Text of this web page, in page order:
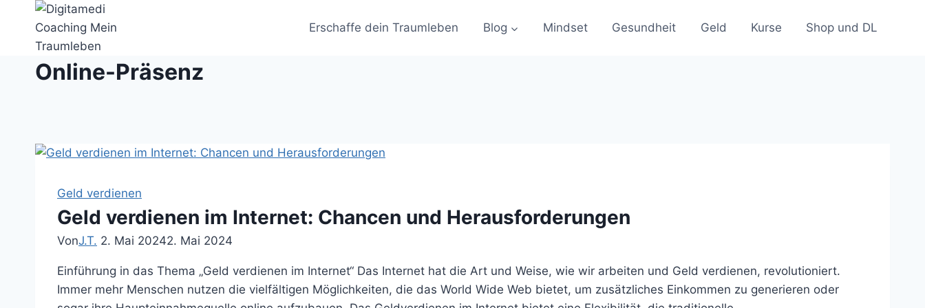
springen
Erschaffe dein Traumleben Blog Mindset Gesundheit Geld Kurse Shop und DL
Online-Präsenz
Geld verdienen
Geld verdienen im Internet: Chancen und Herausforderungen
VonJ.T. 2. Mai 20242. Mai 2024
Einführung in das Thema „Geld verdienen im Internet“ Das Internet hat die Art und Weise, wie wir arbeiten und Geld verdienen, revolutioniert.
Immer mehr Menschen nutzen die vielfältigen Möglichkeiten, die das World Wide Web bietet, um zusätzliches Einkommen zu generieren oder